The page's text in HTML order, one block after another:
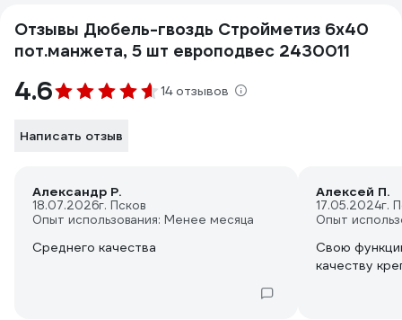
Отзывы Дюбель-гвоздь Стройметиз 6х40
пот.манжета, 5 шт европодвес 2430011
4.6 14 отзывов
Написать отзыв
Александр Р.
18.07.2026г. Псков
Опыт использования: Менее месяца
Среднего качества
Алексей П.
17.05.2024г.
Опыт
Свою
качеству